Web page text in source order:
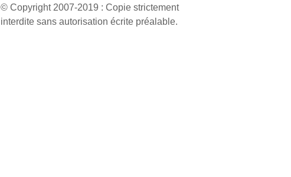
© Copyright 2007-2019 : Copie strictement
interdite sans autorisation écrite préalable.